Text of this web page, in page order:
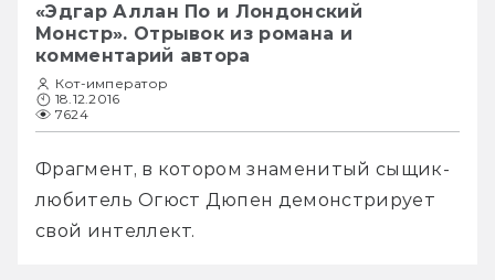
«Эдгар Аллан По и Лондонский
Монстр». Отрывок из романа и
комментарий автора
Кот-император
18.12.2016
7624
Фрагмент, в котором знаменитый сыщик-
любитель Огюст Дюпен демонстрирует
свой интеллект.